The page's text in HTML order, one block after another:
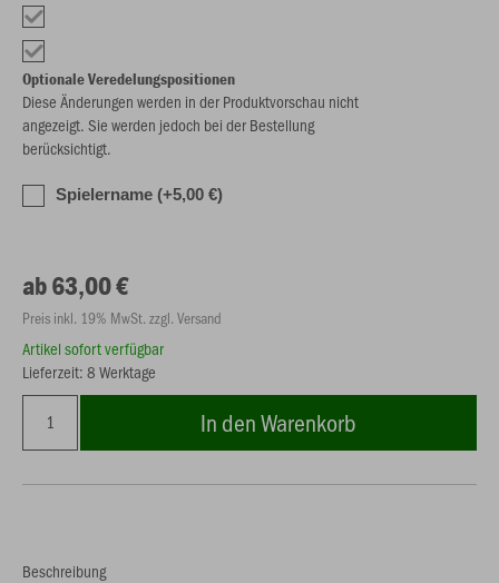
Optionale Veredelungspositionen
Diese Änderungen werden in der Produktvorschau nicht
angezeigt. Sie werden jedoch bei der Bestellung
berücksichtigt.
Spielername (+5,00 €)
ab 63,00 €
Preis inkl. 19% MwSt. zzgl. Versand
Artikel sofort verfügbar
Lieferzeit: 8 Werktage
In den Warenkorb
Beschreibung